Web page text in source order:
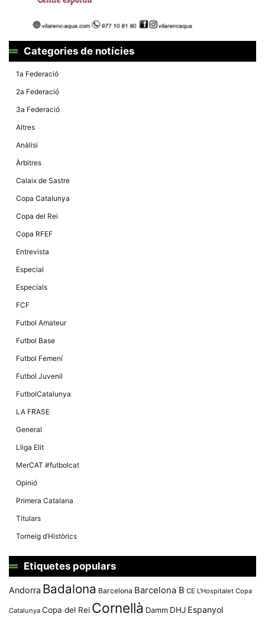
Categories de notícies
1a Federació
2a Federació
3a Federació
Altres
Anàlisi
Àrbitres
Calaix de Sastre
Copa Catalunya
Copa del Rei
Copa RFEF
Entrevista
Especial
Especials
FCF
Futbol Amateur
Futbol Base
Futbol Femení
Futbol Juvenil
FutbolCatalunya
LA FRASE
General
Lliga Elit
MerCAT #futbolcat
Opinió
Primera Catalana
Titulars
Torneig d’Històrics
Etiquetes populars
Andorra Badalona Barcelona Barcelona B CE L'Hospitalet Copa
Catalunya Copa del Rei Cornellà Damm DHJ Espanyol
comportament
navegues pel
nostre lloc
de mirar